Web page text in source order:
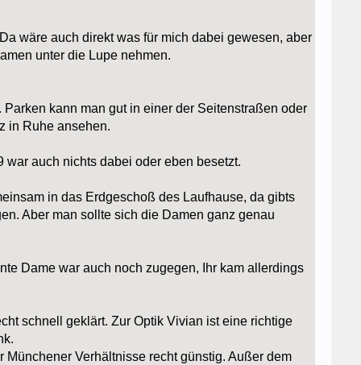
wäre auch direkt was für mich dabei gewesen, aber
unter die Lupe nehmen.
kann man gut in einer der Seitenstraßen oder
in Ruhe ansehen.
auch nichts dabei oder eben besetzt.
in das Erdgeschoß des Laufhause, da gibts
Aber man sollte sich die Damen ganz genau
Dame war auch noch zugegen, Ihr kam allerdings
schnell geklärt. Zur Optik Vivian ist eine richtige
Verhältnisse recht günstig. Außer dem